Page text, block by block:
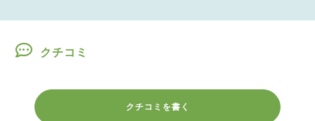
クチコミ
クチコミを書く